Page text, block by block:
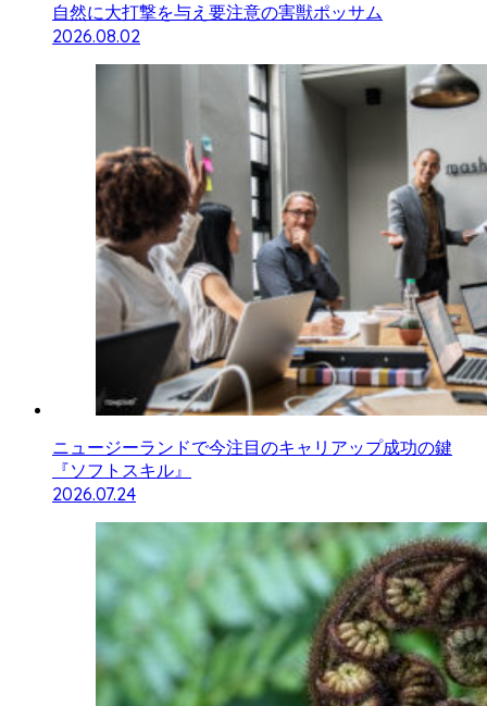
自然に大打撃を与え要注意の害獣ポッサム
2026.08.02
ニュージーランドで今注目のキャリアップ成功の鍵
『ソフトスキル』
2026.07.24